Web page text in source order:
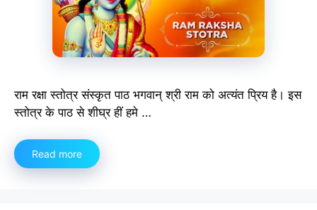
राम रक्षा स्तोत्र संस्कृत पाठ भगवान् श्री राम को अत्यंत प्रिय है। इस
स्तोत्र के पाठ से शीघ्र हीं हमे …
Read more